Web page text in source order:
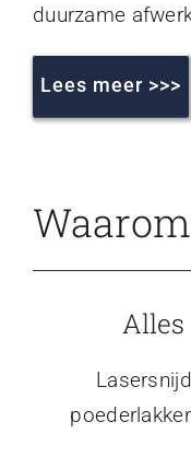
duurzame
Lees meer >>>
Alles